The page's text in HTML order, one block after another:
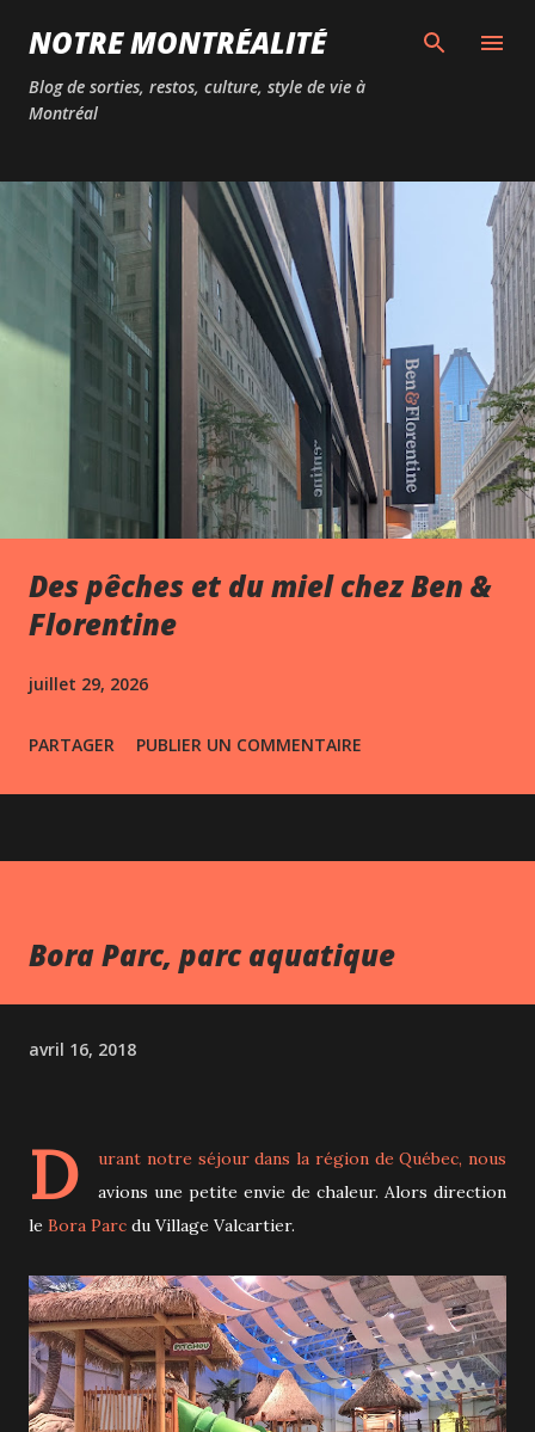
Passer au contenu principal
NOTRE MONTRÉALITÉ
Blog de sorties, restos, culture, style de vie à
Montréal
Des pêches et du miel chez Ben &
Florentine
juillet 29, 2026
PARTAGER PUBLIER UN COMMENTAIRE
Bora Parc, parc aquatique
avril 16, 2018
D
urant notre séjour dans la région de Québec, nous
avions une petite envie de chaleur. Alors direction
le Bora Parc du Village Valcartier.